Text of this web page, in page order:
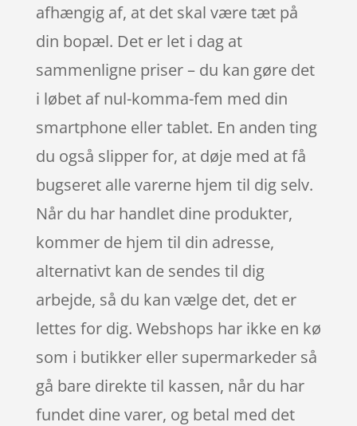
afhængig af, at det skal være tæt på
din bopæl. Det er let i dag at
sammenligne priser – du kan gøre det
i løbet af nul-komma-fem med din
smartphone eller tablet. En anden ting
du også slipper for, at døje med at få
bugseret alle varerne hjem til dig selv.
Når du har handlet dine produkter,
kommer de hjem til din adresse,
alternativt kan de sendes til dig
arbejde, så du kan vælge det, det er
lettes for dig. Webshops har ikke en kø
som i butikker eller supermarkeder så
gå bare direkte til kassen, når du har
fundet dine varer, og betal med det